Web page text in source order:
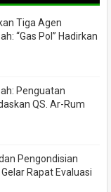
Tiga Agen
“Gas Pol” Hadirkan
Penguatan
QS. Ar-Rum
Pengondisian
Rapat Evaluasi